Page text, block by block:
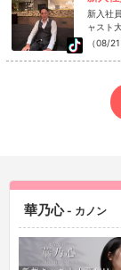
新入社
ャスト大募集中‼️ #前橋 #千代
ドグループ TikTokで記事を開く華乃心の
（08/
華乃心- カノン